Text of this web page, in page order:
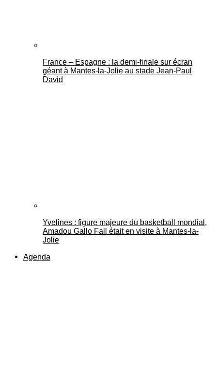
France – Espagne : la demi-finale sur écran
géant à Mantes-la-Jolie au stade Jean-Paul
David
Yvelines : figure majeure du basketball mondial,
Amadou Gallo Fall était en visite à Mantes-la-
Jolie
Agenda